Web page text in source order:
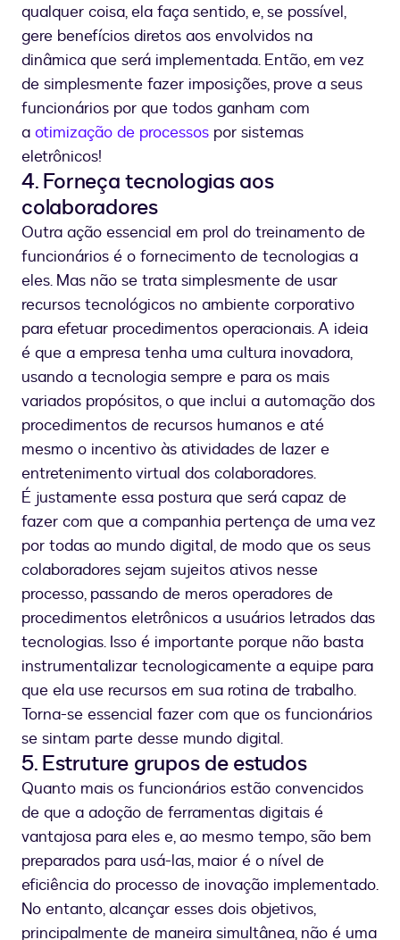
qualquer coisa, ela faça sentido, e, se possível,
gere benefícios diretos aos envolvidos na
dinâmica que será implementada. Então, em vez
de simplesmente fazer imposições, prove a seus
funcionários por que todos ganham com
a otimização de processos por sistemas
eletrônicos!
4. Forneça tecnologias aos
colaboradores
Outra ação essencial em prol do treinamento de
funcionários é o fornecimento de tecnologias a
eles. Mas não se trata simplesmente de usar
recursos tecnológicos no ambiente corporativo
para efetuar procedimentos operacionais. A ideia
é que a empresa tenha uma cultura inovadora,
usando a tecnologia sempre e para os mais
variados propósitos, o que inclui a automação dos
procedimentos de recursos humanos e até
mesmo o incentivo às atividades de lazer e
entretenimento virtual dos colaboradores.
É justamente essa postura que será capaz de
fazer com que a companhia pertença de uma vez
por todas ao mundo digital, de modo que os seus
colaboradores sejam sujeitos ativos nesse
processo, passando de meros operadores de
procedimentos eletrônicos a usuários letrados das
tecnologias. Isso é importante porque não basta
instrumentalizar tecnologicamente a equipe para
que ela use recursos em sua rotina de trabalho.
Torna-se essencial fazer com que os funcionários
se sintam parte desse mundo digital.
5. Estruture grupos de estudos
Quanto mais os funcionários estão convencidos
de que a adoção de ferramentas digitais é
vantajosa para eles e, ao mesmo tempo, são bem
preparados para usá-las, maior é o nível de
eficiência do processo de inovação implementado.
No entanto, alcançar esses dois objetivos,
principalmente de maneira simultânea, não é uma